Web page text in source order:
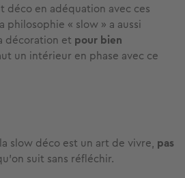
déco en adéquation avec ces
philosophie « slow » a aussi
décoration et pour bien
un intérieur en phase avec ce
slow déco est un art de vivre, pas
suit sans réfléchir.